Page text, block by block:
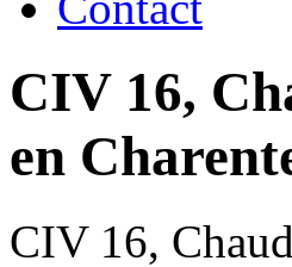
CIV 16,
en
CIV 16,